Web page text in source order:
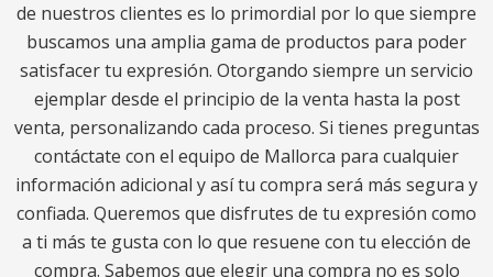
de nuestros clientes es lo primordial por lo que siempre
buscamos una amplia gama de productos para poder
satisfacer tu expresión. Otorgando siempre un servicio
ejemplar desde el principio de la venta hasta la post
venta, personalizando cada proceso. Si tienes preguntas
contáctate con el equipo de Mallorca para cualquier
información adicional y así tu compra será más segura y
confiada. Queremos que disfrutes de tu expresión como
a ti más te gusta con lo que resuene con tu elección de
compra. Sabemos que elegir una compra no es solo